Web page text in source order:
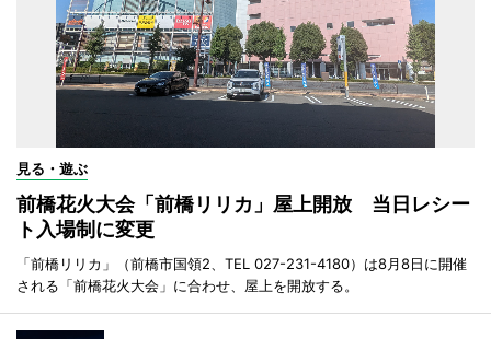
見る・遊ぶ
前橋花火大会「前橋リリカ」屋上開放 当日レシー
ト入場制に変更
「前橋リリカ」（前橋市国領2、TEL 027-231-4180）は8月8日に開催
される「前橋花火大会」に合わせ、屋上を開放する。